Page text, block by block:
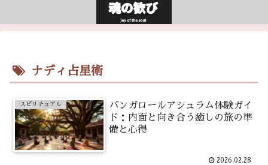
ナディ占星術
スピリチュアル
バンガロールアシュラム体験ガイ
ド：内面と向き合う癒しの旅の準
備と心得
2026.02.28